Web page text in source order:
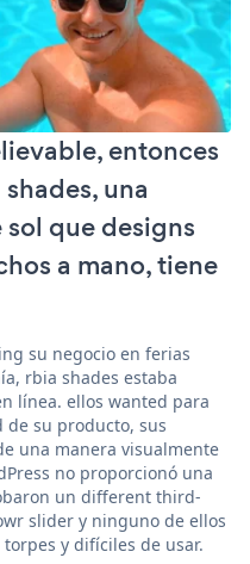
entonces
una
que designs
a mano, tiene
su negocio en ferias
rbia shades estaba
línea. ellos wanted para
de su producto, sus
una manera visualmente
no proporcionó una
un different third-
slider y ninguno de ellos
y difíciles de usar.